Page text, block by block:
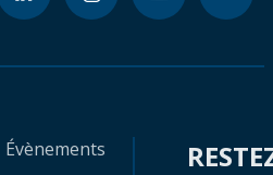
Évènements